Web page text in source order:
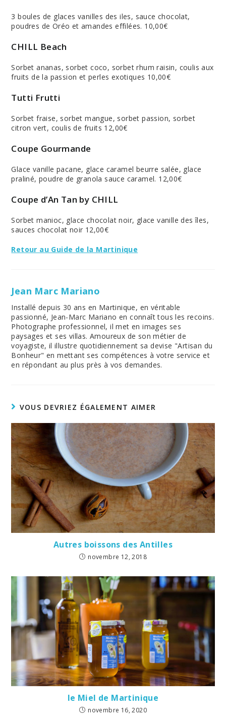
3 boules de glaces vanilles des iles, sauce chocolat,
poudres de Oréo et amandes effilées. 10,00€
CHILL Beach
Sorbet ananas, sorbet coco, sorbet rhum raisin, coulis aux
fruits de la passion et perles exotiques 10,00€
Tutti Frutti
Sorbet fraise, sorbet mangue, sorbet passion, sorbet
citron vert, coulis de fruits 12,00€
Coupe Gourmande
Glace vanille pacane, glace caramel beurre salée, glace
praliné, poudre de granola sauce caramel. 12,00€
Coupe d’An Tan by CHILL
Sorbet manioc, glace chocolat noir, glace vanille des îles,
sauces chocolat noir 12,00€
Retour au Guide de la Martinique
Jean Marc Mariano
Installé depuis 30 ans en Martinique, en véritable
passionné, Jean-Marc Mariano en connaît tous les recoins.
Photographe professionnel, il met en images ses
paysages et ses villas. Amoureux de son métier de
voyagiste, il illustre quotidiennement sa devise "Artisan du
Bonheur" en mettant ses compétences à votre service et
en répondant au plus près à vos demandes.
VOUS DEVRIEZ ÉGALEMENT AIMER
Autres boissons des Antilles
novembre 12, 2018
le Miel de Martinique
novembre 16, 2020